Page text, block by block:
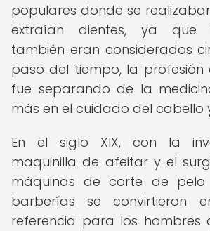
populares donde se
extraían dientes, ya que
también eran considerados
paso del tiempo, la
fue separando de la
más en el cuidado del cabello
En el siglo XIX, con la
maquinilla de afeitar y el
máquinas de corte de pelo
barberías se convirtieron
referencia para los hombres